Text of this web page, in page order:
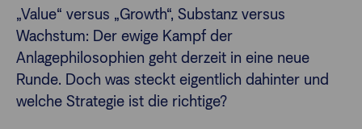
„Value“ versus „Growth“, Substanz versus
Wachstum: Der ewige Kampf der
Anlagephilosophien geht derzeit in eine neue
Runde. Doch was steckt eigentlich dahinter und
welche Strategie ist die richtige?